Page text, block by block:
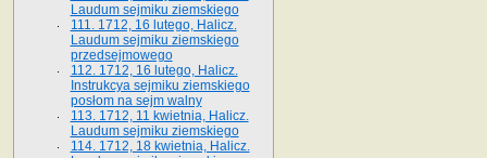
Laudum sejmiku ziemskiego
111. 1712, 16 lutego, Halicz.
Laudum sejmiku ziemskiego
przedsejmowego
112. 1712, 16 lutego, Halicz.
Instrukcya sejmiku ziemskiego
posłom na sejm walny
113. 1712, 11 kwietnia, Halicz.
Laudum sejmiku ziemskiego
114. 1712, 18 kwietnia, Halicz.